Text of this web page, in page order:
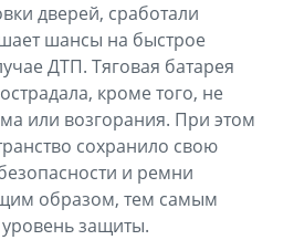
дверей, сработали
шансы на быстрое
ДТП. Тяговая батарея
кроме того, не
или возгорания. При этом
сохранило свою
и ремни
образом, тем самым
защиты.